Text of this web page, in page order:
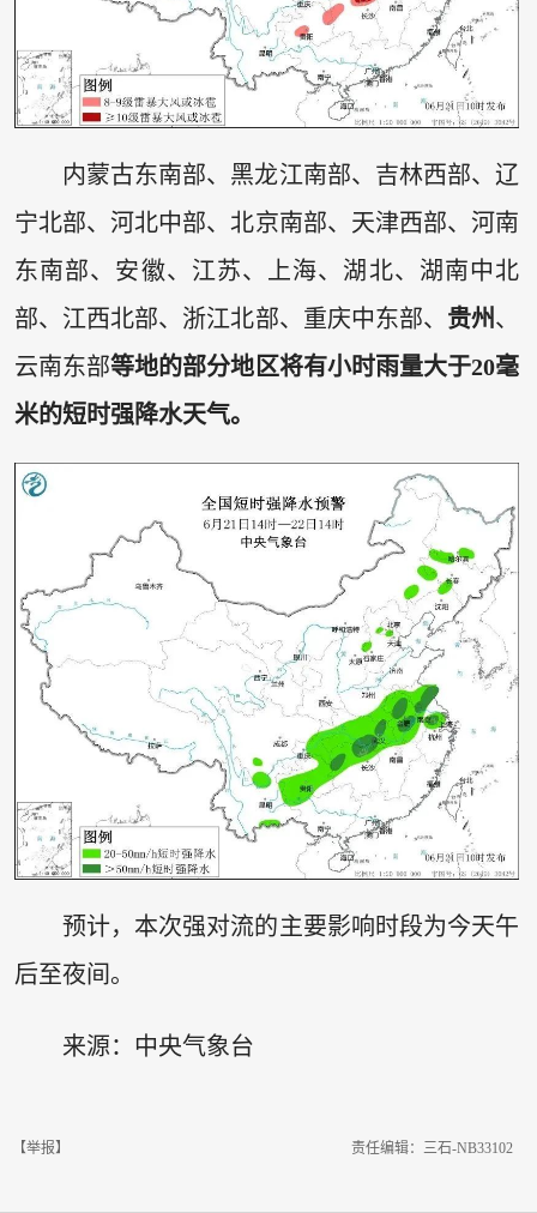
内蒙古东南部、黑龙江南部、吉林西部、辽
宁北部、河北中部、北京南部、天津西部、河南
东南部、安徽、江苏、上海、湖北、湖南中北
部、江西北部、浙江北部、重庆中东部、 贵州、
云南东部等地的部分地区将有小时雨量大于20毫
米的短时强降水天气。
预计，本次强对流的主要影响时段为今天午
后至夜间。
来源：中央气象台
【举报】 责任编辑：三石-NB33102